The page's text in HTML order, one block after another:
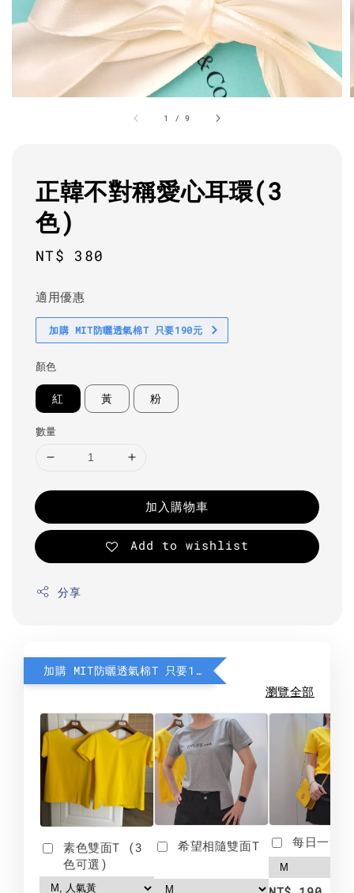
1 /9
正韓不對稱愛心耳環(3
色)
Regular
NT$ 380
適用優惠
加購 MIT防曬透氣棉T 只要190元
顏色
紅 黃 粉
數量
加入購物車
Add to wishlist
分享
加購 MIT防曬透氣棉T 只要190元
瀏覽全部
素色雙面T (3
色可選)
希望相隨雙面T 每日一笑